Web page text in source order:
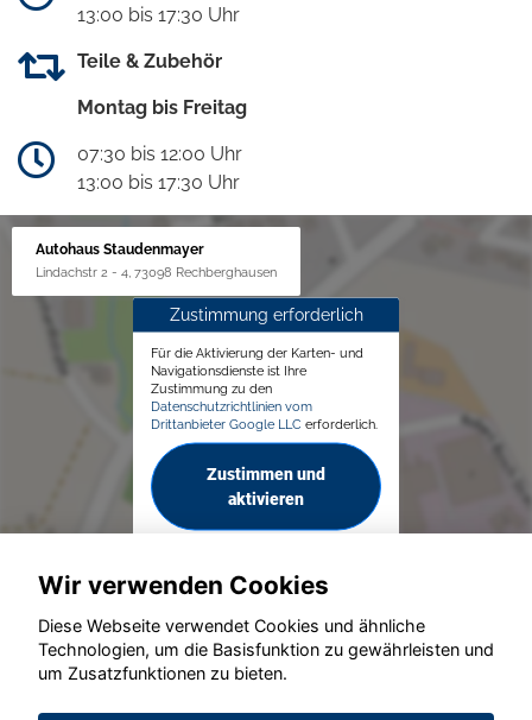
13:00 bis 17:30 Uhr
Teile & Zubehör
Montag bis Freitag
07:30 bis 12:00 Uhr
13:00 bis 17:30 Uhr
Autohaus Staudenmayer
Lindachstr 2 - 4, 73098 Rechberghausen
Zustimmung erforderlich
Für die Aktivierung der Karten- und
Navigationsdienste ist Ihre
Zustimmung zu den
Datenschutzrichtlinien vom
Drittanbieter Google LLC erforderlich.
Zustimmen und
aktivieren
© konjunkturmotor.de GmbH 2020 - 2026
Wir verwenden Cookies
Diese Webseite verwendet Cookies und ähnliche
Technologien, um die Basisfunktion zu gewährleisten und
um Zusatzfunktionen zu bieten.